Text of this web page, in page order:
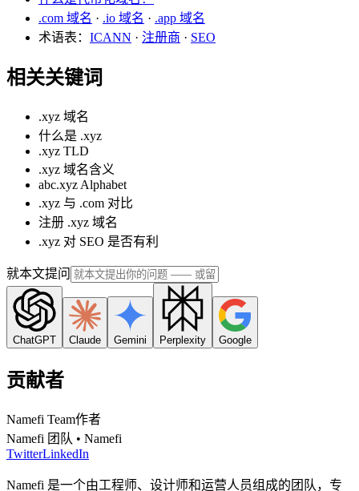
.com 域名 · .io 域名 · .app 域名
术语表： ICANN · 注册商 · SEO
相关关键词
.xyz 域名
什么是 .xyz
.xyz TLD
.xyz 域名含义
abc.xyz Alphabet
.xyz 与 .com 对比
注册 .xyz 域名
.xyz 对 SEO 是否有利
就本文提问
ChatGPT Claude Gemini Perplexity Google
贡献者
Namefi Team作者
Namefi 团队 • Namefi
TwitterLinkedIn
Namefi 是一个由工程师、设计师和运营人员组成的团队，专